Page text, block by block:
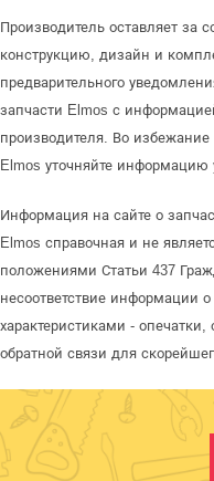
Производитель оставляет за
конструкцию, дизайн и
предварительного
запчасти Elmos с
производителя. Во
Elmos уточняйте информацию
Информация на сайте о
Elmos справочная и не
положениями Статьи 437
несоответствие информации
характеристиками -
обратной связи для